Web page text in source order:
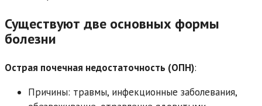
Существуют две основных формы
болезни
Острая почечная недостаточность (ОПН):
Причины: травмы, инфекционные заболевания,